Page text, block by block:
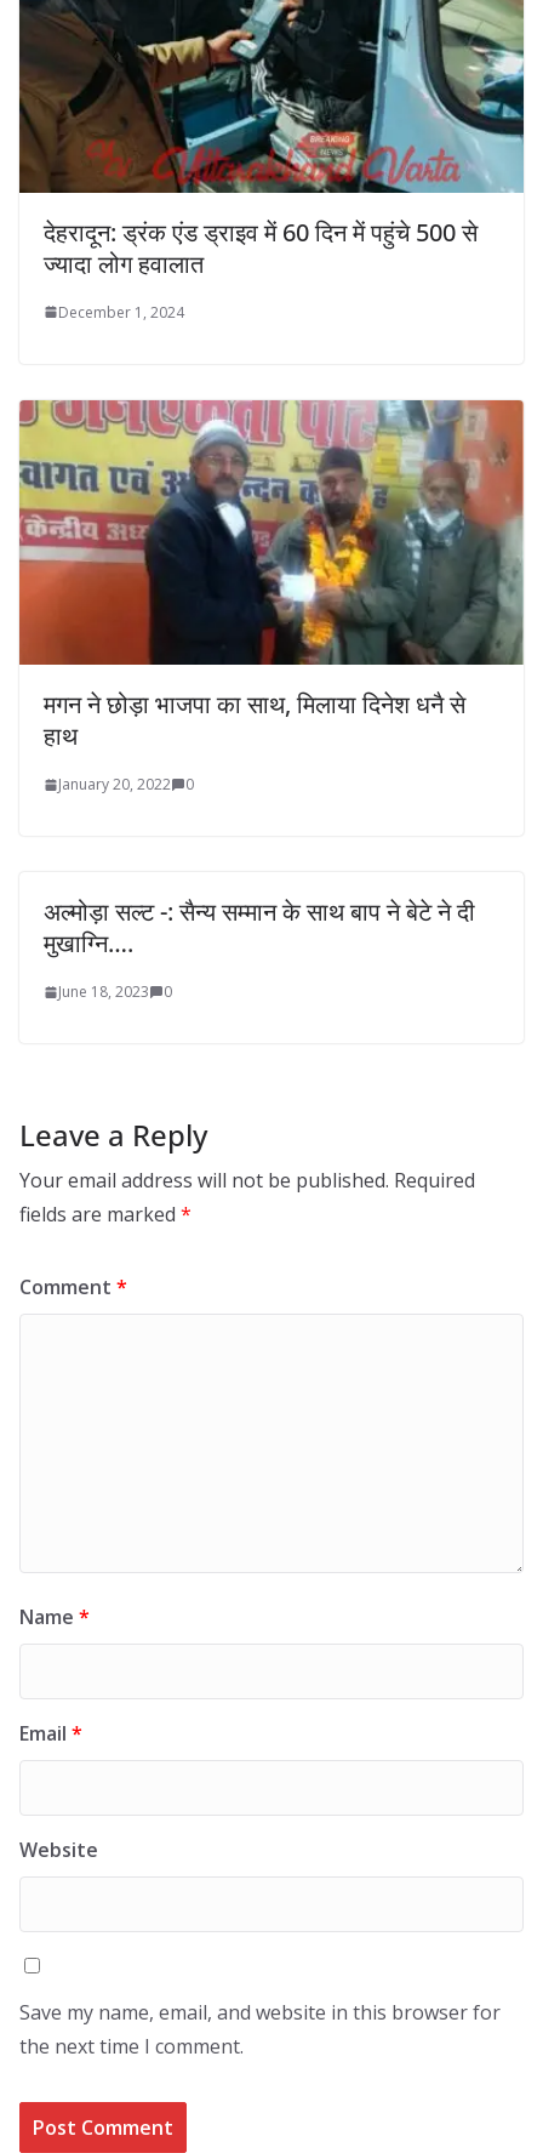
देहरादून: ड्रंक एंड ड्राइव में 60 दिन में पहुंचे 500 से
ज्यादा लोग हवालात
December 1, 2024
मगन ने छोड़ा भाजपा का साथ, मिलाया दिनेश धनै से
हाथ
January 20, 2022 0
अल्मोड़ा सल्ट -: सैन्य सम्मान के साथ बाप ने बेटे ने दी
मुखाग्नि….
June 18, 2023 0
Leave a Reply
Your email address will not be published. Required
fields are marked *
Comment *
Name *
Email *
Website
Save my name, email, and website in this browser for
the next time I comment.